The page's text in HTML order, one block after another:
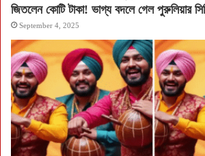
জিতলেন কোটি টাকা! ভাগ্য বদলে গেল পুরুলিয়ার
September 4, 2025